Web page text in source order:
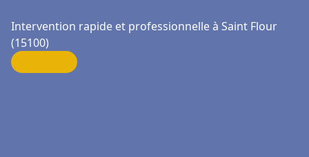
Intervention rapide et professionnelle à Saint Flour
(15100)